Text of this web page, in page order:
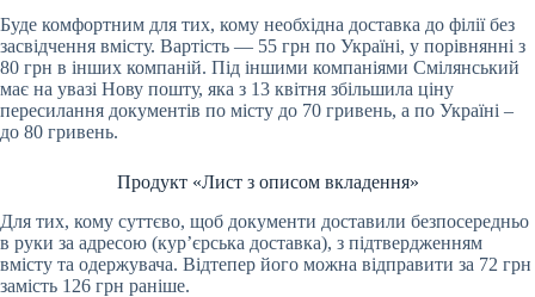
Буде комфортним для тих, кому необхідна доставка до філії без
засвідчення вмісту. Вартість — 55 грн по Україні, у порівнянні з
80 грн в інших компаній. Під іншими компаніями Смілянський
має на увазі Нову пошту, яка з 13 квітня збільшила ціну
пересилання документів по місту до 70 гривень, а по Україні –
до 80 гривень.
Продукт «Лист з описом вкладення»
Для тих, кому суттєво, щоб документи доставили безпосередньо
в руки за адресою (кур’єрська доставка), з підтвердженням
вмісту та одержувача. Відтепер його можна відправити за 72 грн
замість 126 грн раніше.